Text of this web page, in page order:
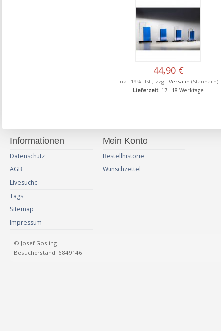
44,90 €
inkl. 19% USt., zzgl.Versand (Standard)
Lieferzeit: 17 - 18 Werktage
Informationen
Datenschutz
AGB
Livesuche
Tags
Sitemap
Impressum
Mein Konto
Bestellhistorie
Wunschzettel
© Josef Gosling
Besucherstand: 6849146